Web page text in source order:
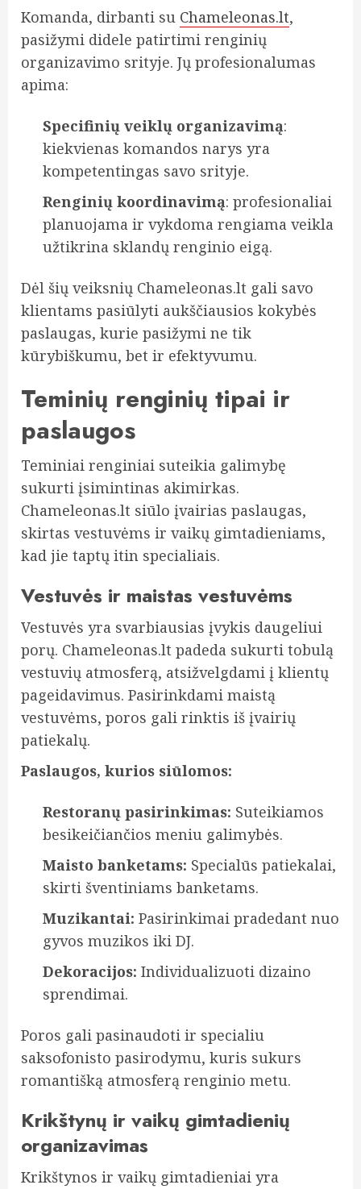
Komanda, dirbanti su Chameleonas.lt,
pasižymi didele patirtimi renginių
organizavimo srityje. Jų profesionalumas
apima:
Specifinių veiklų organizavimą:
kiekvienas komandos narys yra
kompetentingas savo srityje.
Renginių koordinavimą: profesionaliai
planuojama ir vykdoma rengiama veikla
užtikrina sklandų renginio eigą.
Dėl šių veiksnių Chameleonas.lt gali savo
klientams pasiūlyti aukščiausios kokybės
paslaugas, kurie pasižymi ne tik
kūrybiškumu, bet ir efektyvumu.
Teminių renginių tipai ir
paslaugos
Teminiai renginiai suteikia galimybę
sukurti įsimintinas akimirkas.
Chameleonas.lt siūlo įvairias paslaugas,
skirtas vestuvėms ir vaikų gimtadieniams,
kad jie taptų itin specialiais.
Vestuvės ir maistas vestuvėms
Vestuvės yra svarbiausias įvykis daugeliui
porų. Chameleonas.lt padeda sukurti tobulą
vestuvių atmosferą, atsižvelgdami į klientų
pageidavimus. Pasirinkdami maistą
vestuvėms, poros gali rinktis iš įvairių
patiekalų.
Paslaugos, kurios siūlomos:
Restoranų pasirinkimas: Suteikiamos
besikeičiančios meniu galimybės.
Maisto banketams: Specialūs patiekalai,
skirti šventiniams banketams.
Muzikantai: Pasirinkimai pradedant nuo
gyvos muzikos iki DJ.
Dekoracijos: Individualizuoti dizaino
sprendimai.
Poros gali pasinaudoti ir specialiu
saksofonisto pasirodymu, kuris sukurs
romantišką atmosferą renginio metu.
Krikštynų ir vaikų gimtadienių
organizavimas
Krikštynos ir vaikų gimtadieniai yra